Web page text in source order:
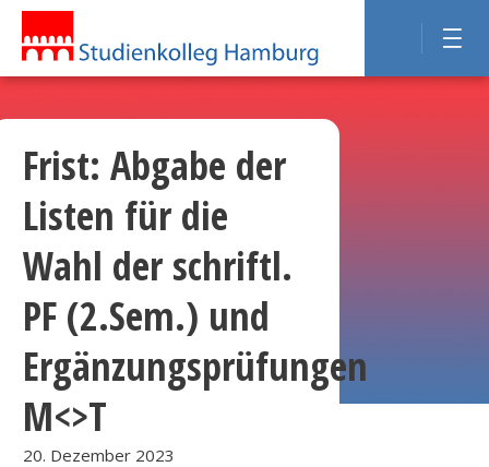
Frist: Abgabe der
Listen für die
Wahl der schriftl.
PF (2.Sem.) und
Ergänzungsprüfungen
M<>T
20. Dezember 2023